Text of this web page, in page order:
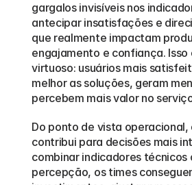
gargalos invisíveis nos
antecipar insatisfações e
que realmente impactam
engajamento e confiança. Isso
virtuoso: usuários mais
melhor as soluções, geram
percebem mais valor no
Do ponto de vista operacional,
contribui para decisões mais
combinar indicadores técnicos
percepção, os times